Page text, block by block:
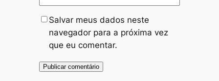
Salvar meus dados neste
navegador para a próxima vez
que eu comentar.